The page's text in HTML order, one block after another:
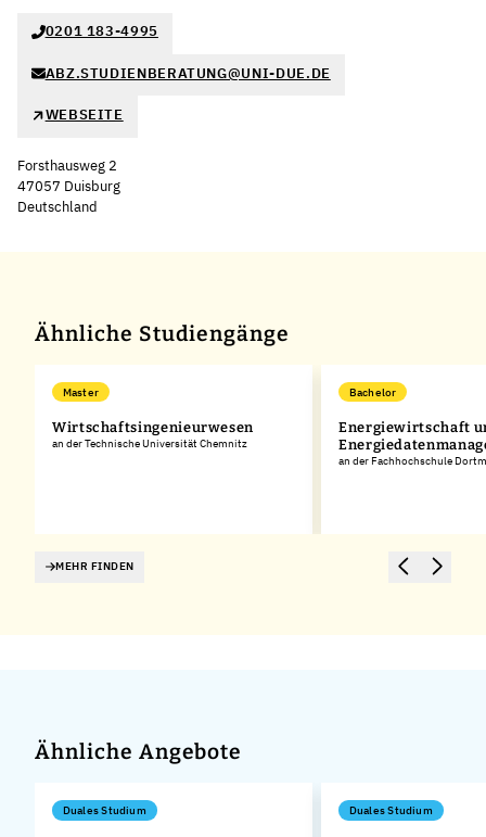
0201 183-4995
ABZ.STUDIENBERATUNG@UNI-DUE.DE
WEBSEITE
Forsthausweg 2
47057 Duisburg
Deutschland
Ähnliche Studiengänge
Master
Wirtschaftsingenieurwesen
an der Technische Universität Chemnitz
Bachelor
Energiewirtschaft
an der Fachhochschule
MEHR FINDEN
Ähnliche Angebote
Duales Studium Duales Studium